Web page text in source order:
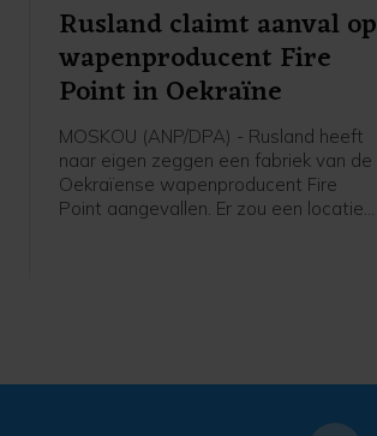
Rusland claimt aanval op
wapenproducent Fire
Point in Oekraïne
MOSKOU (ANP/DPA) - Rusland heeft
naar eigen zeggen een fabriek van de
Oekraïense wapenproducent Fire
Point aangevallen. Er zou een locatie